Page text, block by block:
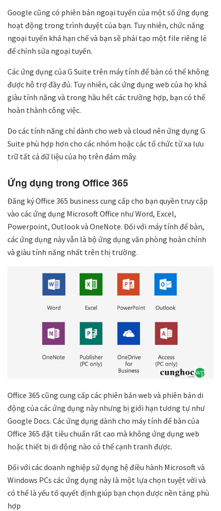
Google cũng có phiên bản ngoại tuyến của một số ứng dụng
hoạt động trong trình duyệt của bạn. Tuy nhiên, chức năng
ngoại tuyến khá hạn chế và bạn sẽ phải tạo một file riêng lẻ
để chỉnh sửa ngoại tuyến.
Các ứng dụng của G Suite trên máy tính để bàn có thể không
được hỗ trợ đầy đủ. Tuy nhiên, các ứng dụng web của họ khá
giàu tính năng và trong hầu hết các trường hợp, bạn có thể
hoàn thành công việc.
Do các tính năng chỉ dành cho web và cloud nên ứng dụng G
Suite phù hợp hơn cho các nhóm hoặc các tổ chức từ xa lưu
trữ tất cả dữ liệu của họ trên đám mây.
Ứng dụng trong Office 365
Đăng ký Office 365 business cung cấp cho bạn quyền truy cập
vào các ứng dụng Microsoft Office như Word, Excel,
Powerpoint, Outlook và OneNote. Đối với máy tính để bàn,
các ứng dụng này vẫn là bộ ứng dụng văn phòng hoàn chỉnh
và giàu tính năng nhất trên thị trường.
Office 365 cũng cung cấp các phiên bản web và phiên bản di
động của các ứng dụng này nhưng bị giới hạn tương tự như
Google Docs. Các ứng dụng dành cho máy tính để bàn của
Office 365 đặt tiêu chuẩn rất cao mà không ứng dụng web
hoặc thiết bị di động nào có thể cạnh tranh được.
Đối với các doanh nghiệp sử dụng hệ điều hành Microsoft và
Windows PCs các ứng dụng này là một lựa chọn tuyệt vời và
có thể là yếu tố quyết định giúp bạn chọn được nền tảng phù
hợp